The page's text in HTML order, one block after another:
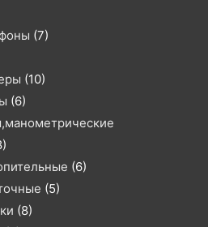
(7)
(10)
(6)
(6)
(5)
(8)